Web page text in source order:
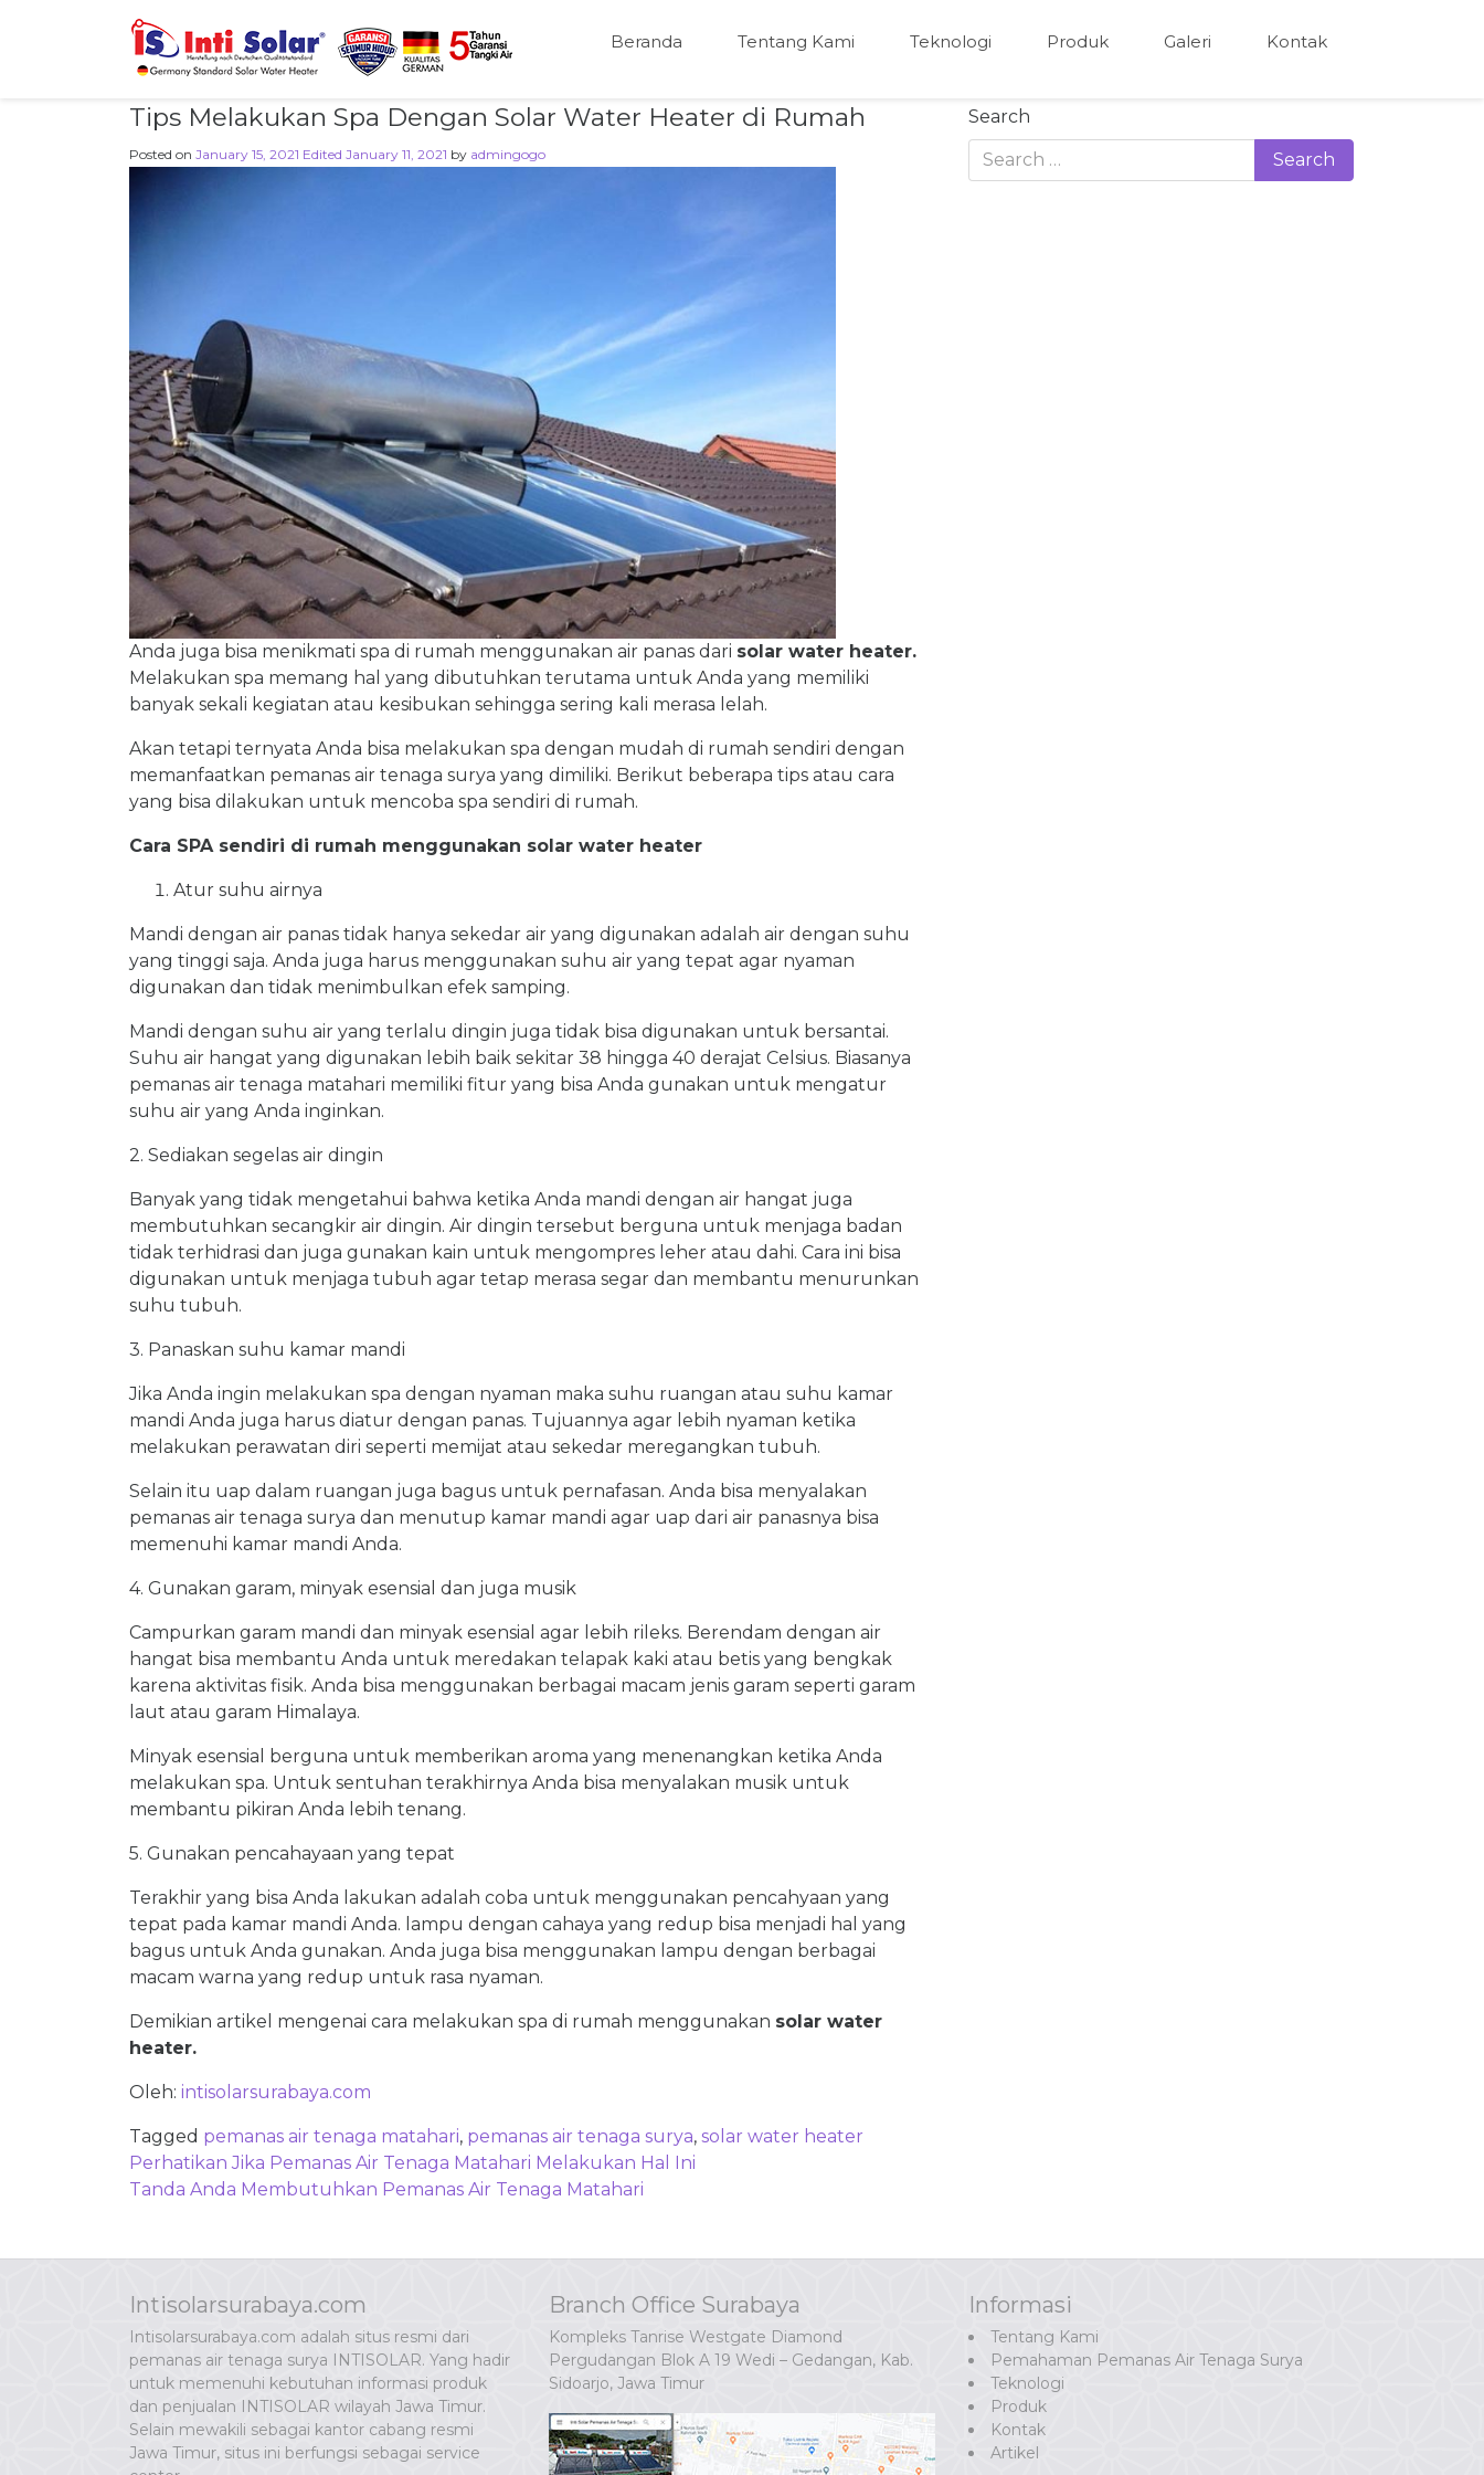
Beranda Tentang Kami Teknologi Produk Galeri Kontak
Tips Melakukan Spa Dengan Solar Water Heater di Rumah
Posted on January 15, 2021 Edited January 11, 2021 by admingogo
Anda juga bisa menikmati spa di rumah menggunakan air panas dari solar water heater.
Melakukan spa memang hal yang dibutuhkan terutama untuk Anda yang memiliki
banyak sekali kegiatan atau kesibukan sehingga sering kali merasa lelah.
Akan tetapi ternyata Anda bisa melakukan spa dengan mudah di rumah sendiri dengan
memanfaatkan pemanas air tenaga surya yang dimiliki. Berikut beberapa tips atau cara
yang bisa dilakukan untuk mencoba spa sendiri di rumah.
Cara SPA sendiri di rumah menggunakan solar water heater
Atur suhu airnya
Mandi dengan air panas tidak hanya sekedar air yang digunakan adalah air dengan suhu
yang tinggi saja. Anda juga harus menggunakan suhu air yang tepat agar nyaman
digunakan dan tidak menimbulkan efek samping.
Mandi dengan suhu air yang terlalu dingin juga tidak bisa digunakan untuk bersantai.
Suhu air hangat yang digunakan lebih baik sekitar 38 hingga 40 derajat Celsius. Biasanya
pemanas air tenaga matahari memiliki fitur yang bisa Anda gunakan untuk mengatur
suhu air yang Anda inginkan.
2. Sediakan segelas air dingin
Banyak yang tidak mengetahui bahwa ketika Anda mandi dengan air hangat juga
membutuhkan secangkir air dingin. Air dingin tersebut berguna untuk menjaga badan
tidak terhidrasi dan juga gunakan kain untuk mengompres leher atau dahi. Cara ini bisa
digunakan untuk menjaga tubuh agar tetap merasa segar dan membantu menurunkan
suhu tubuh.
3. Panaskan suhu kamar mandi
Jika Anda ingin melakukan spa dengan nyaman maka suhu ruangan atau suhu kamar
mandi Anda juga harus diatur dengan panas. Tujuannya agar lebih nyaman ketika
melakukan perawatan diri seperti memijat atau sekedar meregangkan tubuh.
Selain itu uap dalam ruangan juga bagus untuk pernafasan. Anda bisa menyalakan
pemanas air tenaga surya dan menutup kamar mandi agar uap dari air panasnya bisa
memenuhi kamar mandi Anda.
4. Gunakan garam, minyak esensial dan juga musik
Campurkan garam mandi dan minyak esensial agar lebih rileks. Berendam dengan air
hangat bisa membantu Anda untuk meredakan telapak kaki atau betis yang bengkak
karena aktivitas fisik. Anda bisa menggunakan berbagai macam jenis garam seperti garam
laut atau garam Himalaya.
Minyak esensial berguna untuk memberikan aroma yang menenangkan ketika Anda
melakukan spa. Untuk sentuhan terakhirnya Anda bisa menyalakan musik untuk
membantu pikiran Anda lebih tenang.
5. Gunakan pencahayaan yang tepat
Terakhir yang bisa Anda lakukan adalah coba untuk menggunakan pencahyaan yang
tepat pada kamar mandi Anda. lampu dengan cahaya yang redup bisa menjadi hal yang
bagus untuk Anda gunakan. Anda juga bisa menggunakan lampu dengan berbagai
macam warna yang redup untuk rasa nyaman.
Demikian artikel mengenai cara melakukan spa di rumah menggunakan solar water
heater.
Oleh: intisolarsurabaya.com
Tagged pemanas air tenaga matahari, pemanas air tenaga surya, solar water heater
Post
navigation
Perhatikan Jika Pemanas Air Tenaga Matahari Melakukan Hal Ini
Tanda Anda Membutuhkan Pemanas Air Tenaga Matahari
Search
Intisolarsurabaya.com
Intisolarsurabaya.com adalah situs resmi dari
pemanas air tenaga surya INTISOLAR. Yang hadir
untuk memenuhi kebutuhan informasi produk
dan penjualan INTISOLAR wilayah Jawa Timur.
Selain mewakili sebagai kantor cabang resmi
Jawa Timur, situs ini berfungsi sebagai service
Branch Office Surabaya
Kompleks Tanrise Westgate Diamond
Pergudangan Blok A 19 Wedi – Gedangan, Kab.
Sidoarjo, Jawa Timur
Informasi
Tentang Kami
Pemahaman Pemanas Air Tenaga Surya
Teknologi
Produk
Kontak
Artikel